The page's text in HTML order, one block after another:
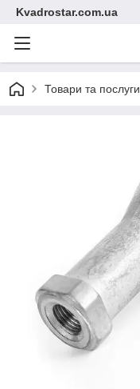
Kvadrostar.com.ua
Товари та послуги